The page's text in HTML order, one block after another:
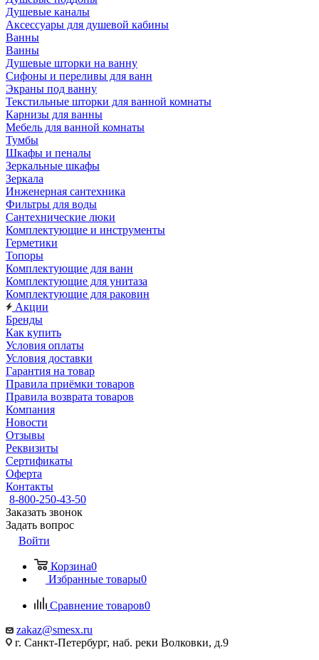
Душевые каналы
Аксессуары для душевой кабины
Ванны
Ванны
Душевые шторки на ванну
Сифоны и переливы для ванн
Экраны под ванну
Текстильные шторки для ванной комнаты
Карнизы для ванны
Мебель для ванной комнаты
Тумбы
Шкафы и пеналы
Зеркальные шкафы
Зеркала
Инженерная сантехника
Фильтры для воды
Сантехнические люки
Комплектующие и инструменты
Герметики
Топоры
Комплектующие для ванн
Комплектующие для унитаза
Комплектующие для раковин
Акции
Бренды
Как купить
Условия оплаты
Условия доставки
Гарантия на товар
Правила приёмки товаров
Правила возврата товаров
Компания
Новости
Отзывы
Реквизиты
Сертификаты
Оферта
Контакты
8-800-250-43-50
Заказать звонок
Задать вопрос
Войти
Корзина0
Избранные товары0
Сравнение товаров0
zakaz@smesx.ru
г. Санкт-Петербург, наб. реки Волковки, д.9